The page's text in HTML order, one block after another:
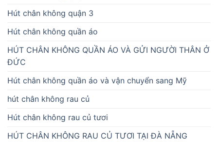
Hút chân không quận 3
Hút chân không quần áo
HÚT CHÂN KHÔNG QUẦN ÁO VÀ GỬI NGƯỜI THÂN Ở
ĐỨC
Hút chân không quần áo và vận chuyển sang Mỹ
hút chân không rau củ
Hút chân không rau củ tươi
HÚT CHÂN KHÔNG RAU CỦ TƯƠI TẠI ĐÀ NẴNG